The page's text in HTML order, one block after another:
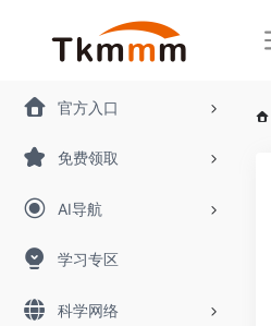
官方入口
免费领取
AI导航
学习专区
科学网络